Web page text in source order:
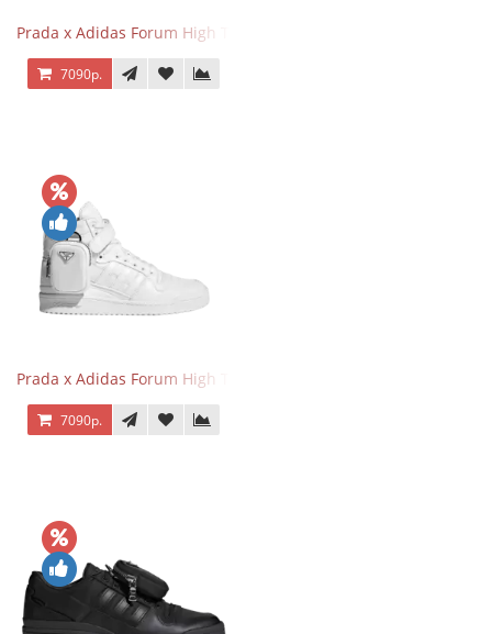
Prada x Adidas Forum High Triple Black
7090р.
Prada x Adidas Forum High Triple White
7090р.